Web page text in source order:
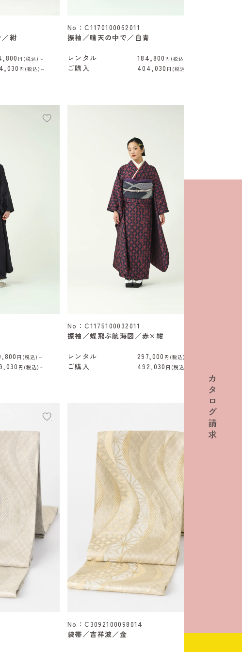
カ
タ
ロ
グ
請
求
紺
円(税込)～
円(税込)～
No：C1170100062011
振袖／晴天の中で／白青
レンタル 184,800 円(税込)～
ご購入 404,030 円(税込)～
円(税込)～
円(税込)～
No：C1175100032011
振袖／蝶飛ぶ航海図／赤×紺
レンタル 297,000 円(税込)～
ご購入 492,030 円(税込)～
No：C3092100098014
袋帯／吉祥波／金
add